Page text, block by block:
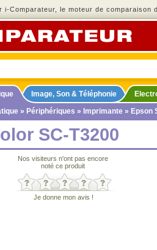
i-Comparateur, le moteur de comparaison
Image, Son & Téléphonie
» Périphériques » Imprimante » Epson
SC-T3200
Nos visiteurs n'ont pas encore
noté ce produit
Je donne mon avis !